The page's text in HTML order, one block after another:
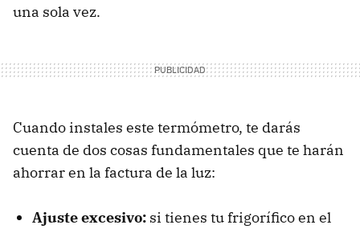
una sola vez.
Cuando instales este termómetro, te darás
cuenta de dos cosas fundamentales que te harán
ahorrar en la factura de la luz:
Ajuste excesivo: si tienes tu frigorífico en el